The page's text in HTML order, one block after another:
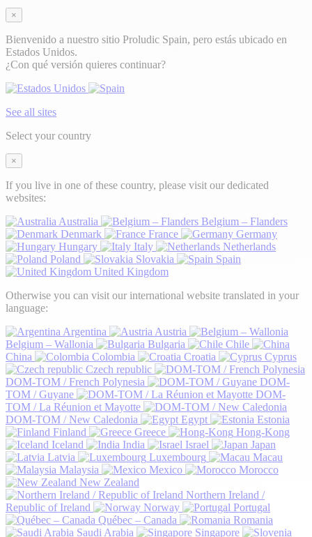
×
Bienvenido a nuestro sitio Proludic Spain, pero estás ubicado en
Estados Unidos.
¿Con qué versión quieres continuar?
See all sites
Select your country
×
If you live in one of these country, please visit our dedicated
websites:
Australia
Belgium – Flanders
Denmark
France
Germany
Hungary
Italy
Netherlands
Poland
Slovakia
Spain
United Kingdom
Otherwise you can visit our international website translated in your
language:
Argentina
Austria
Belgium – Wallonia
Bulgaria
Chile
China
Colombia Croatia
Cyprus
Czech republic
DOM-TOM / French Polynesia
DOM-
TOM / Guyane
DOM-
TOM / La Réunion et Mayotte
DOM-TOM / New Caledonia
Egypt
Estonia
Finland
Greece
Hong-Kong
Iceland
India Israel
Japan
Latvia
Luxembourg
Macau
Malaysia
Mexico
Morocco
New Zealand
Northern Ireland /
Republic of Ireland
Norway
Portugal
Québec – Canada
Romania
Saudi Arabia
Singapore